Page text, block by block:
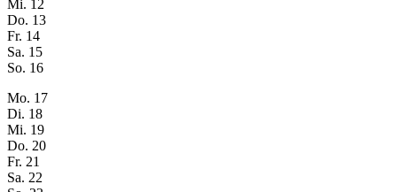
Mi. 12
Do. 13
Fr. 14
Sa. 15
So. 16
Mo. 17
Di. 18
Mi. 19
Do. 20
Fr. 21
Sa. 22